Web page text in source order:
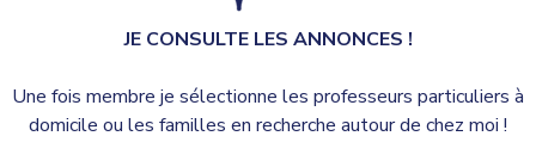
JE CONSULTE LES ANNONCES !
Une fois membre je sélectionne les professeurs particuliers à
domicile ou les familles en recherche autour de chez moi !